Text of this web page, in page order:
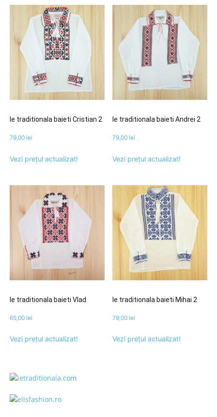
Ie traditionala baieti Cristian 2
79,00 lei
Vezi prețul actualizat!
Ie traditionala baieti Andrei 2
79,00 lei
Vezi prețul actualizat!
Ie traditionala baieti Vlad
65,00 lei
Vezi prețul actualizat!
Ie traditionala baieti Mihai 2
79,00 lei
Vezi prețul actualizat!